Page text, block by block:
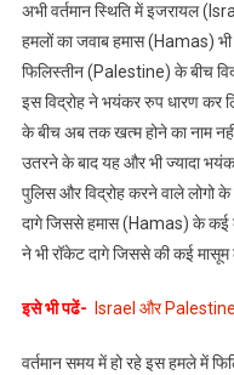
अभी वर्तमान स्थिति में इजरायल
हमलों का जवाब हमास (Hamas)
फिलिस्तीन (Palestine) के बीच
इस विद्रोह ने भयंकर रुप धारण कर
के बीच अब तक खत्म होने का नाम
उतरने के बाद यह और भी ज्यादा
पुलिस और विद्रोह करने वाले
दागे जिससे हमास (Hamas) के कई
ने भी रॉकेट दागे जिससे की कई मासूम
इसे भी पढें- Israel और Palestine
वर्तमान समय में हो रहे इस हमले में